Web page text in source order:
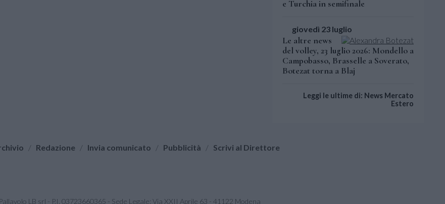
e Turchia in semifinale
giovedì 23 luglio
Le altre news
del volley, 23 luglio 2026: Mondello a
Campobasso, Brasselle a Soverato,
Botezat torna a Blaj
Leggi le ultime di: News Mercato
Estero
/ Redazione / Invia comunicato / Pubblicità / Scrivi al Direttore
LB srl - P.I. 03723660365 - Sede Legale: Via XXII Aprile 63 - 41122 Modena